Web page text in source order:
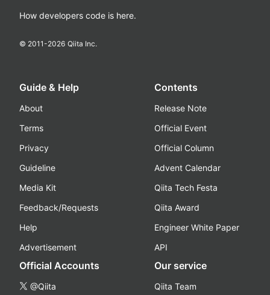
How developers code is here.
© 2011-2026 Qiita Inc.
Guide & Help
About
Terms
Privacy
Guideline
Media Kit
Feedback/Requests
Help
Advertisement
Contents
Release Note
Official Event
Official Column
Advent Calendar
Qiita Tech Festa
Qiita Award
Engineer White Paper
API
Official Accounts
@Qiita
Our service
Qiita Team